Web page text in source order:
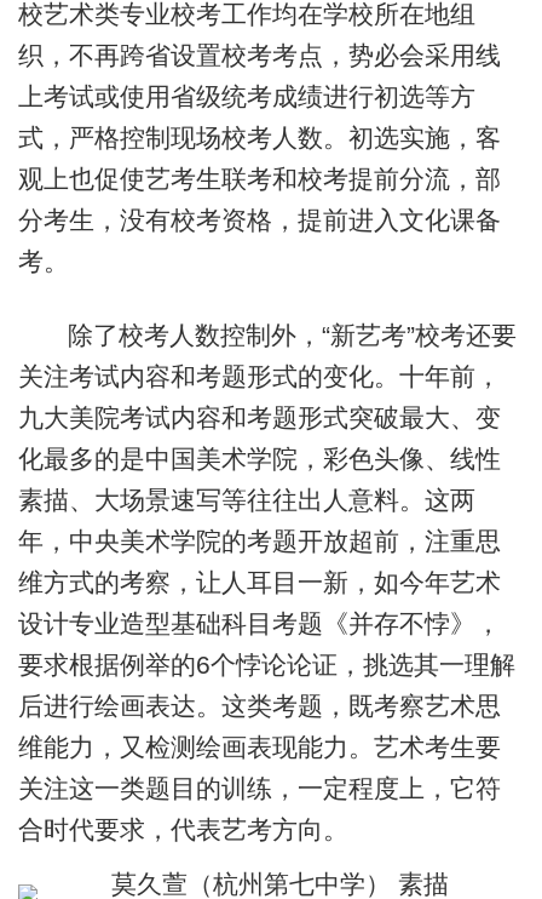
校艺术类专业校考工作均在学校所在地组
织，不再跨省设置校考考点，势必会采用线
上考试或使用省级统考成绩进行初选等方
式，严格控制现场校考人数。初选实施，客
观上也促使艺考生联考和校考提前分流，部
分考生，没有校考资格，提前进入文化课备
考。
除了校考人数控制外，“新艺考”校考还要
关注考试内容和考题形式的变化。十年前，
九大美院考试内容和考题形式突破最大、变
化最多的是中国美术学院，彩色头像、线性
素描、大场景速写等往往出人意料。这两
年，中央美术学院的考题开放超前，注重思
维方式的考察，让人耳目一新，如今年艺术
设计专业造型基础科目考题《并存不悖》，
要求根据例举的6个悖论论证，挑选其一理解
后进行绘画表达。这类考题，既考察艺术思
维能力，又检测绘画表现能力。艺术考生要
关注这一类题目的训练，一定程度上，它符
合时代要求，代表艺考方向。